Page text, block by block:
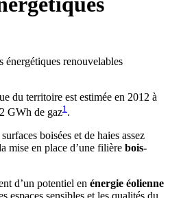
énergétiques renouvelables
du territoire est estimée en 2012 à
GWh de gaz1 .
boisées et de haies assez
mise en place d’une filière bois-
d’un potentiel en énergie éolienne